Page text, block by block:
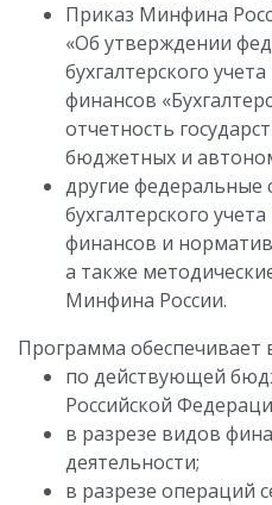
Приказ Минфина
«Об утверждении
бухгалтерского
финансов
отчетность
бюджетных и
другие федеральные
бухгалтерского
финансов и
а также
Минфина России.
Программа обеспечивает
по действующей
Российской
в разрезе видов
деятельности;
в разрезе операций